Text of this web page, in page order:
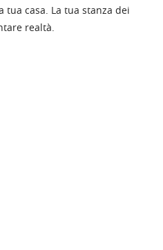
tua casa. La tua stanza dei
realtà.